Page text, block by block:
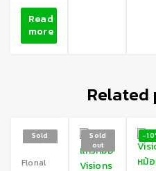
Read
more
Related
Sold
out
Flonal
Sold
out
-